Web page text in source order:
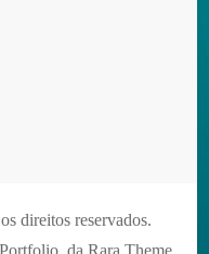
direitos reservados.
da Rara Theme.